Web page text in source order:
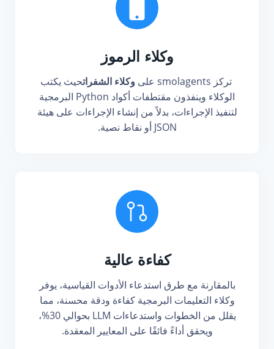
وكلاء الرموز
تركز smolagents على وكلاء الشفراتحيث يكتب
الوكلاء وينفذون مقتطفات أكواد Python البرمجية
لتنفيذ الإجراءات، بدلاً من إنشاء الإجراءات على هيئة
JSON أو نقاط نصية.
كفاءة عالية
بالمقارنة مع طرق استدعاء الأدوات القياسية، يوفر
وكلاء التعليمات البرمجية كفاءة ودقة محسنة، مما
يقلل من الخطوات واستدعاءات LLM بحوالي 30%،
ويحقق أداءً فائقًا على المعايير المعقدة.